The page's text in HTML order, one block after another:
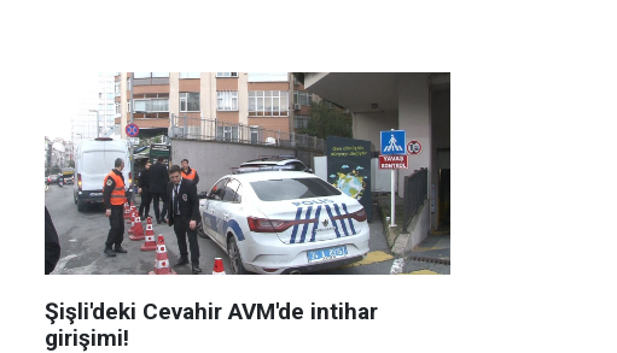
Şişli'deki Cevahir AVM'de intihar
girişimi!